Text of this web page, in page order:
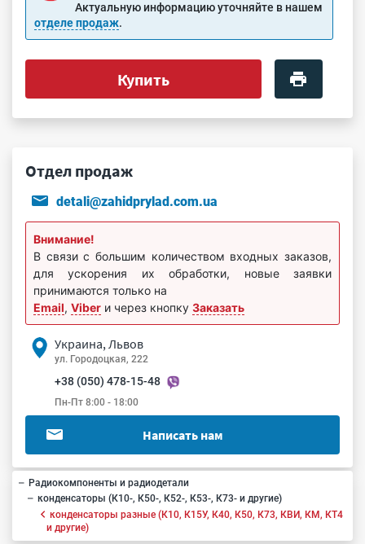
Актуальную информацию уточняйте в нашем
отделе продаж.
Купить
Отдел продаж
detali@zahidprylad.com.ua
Внимание!
В связи с большим количеством входных заказов,
для ускорения их обработки, новые заявки
принимаются только на
Email, Viber и через кнопку Заказать
Украина, Львов
ул. Городоцкая, 222
+38 (050) 478-15-48
Пн-Пт 8:00 - 18:00
Написать нам
Радиокомпоненты и радиодетали
конденсаторы (К10-, К50-, К52-, К53-, К73- и другие)
конденсаторы разные (К10, К15У, К40, К50, К73, КВИ, КМ, КТ4
и другие)